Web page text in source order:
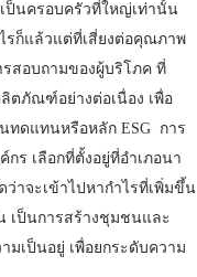
ป็นครอบครัวที่ใหญ่เท่านั้น
รก็แล้วแต่ที่เสี่ยงต่อคุณภาพ
รสอบถามของผู้บริโภค ที่
ตภัณฑ์อย่างต่อเนื่อง เพื่อ
ทดแทนหรือหลัก ESG การ
ร เลือกที่ตั้งอยู่ที่อำเภอนา
าจะเข้าไปหากำไรที่เพิ่มขึ้น
เป็นการสร้างชุมชนและ
มเป็นอยู่ เพื่อยกระดับความ